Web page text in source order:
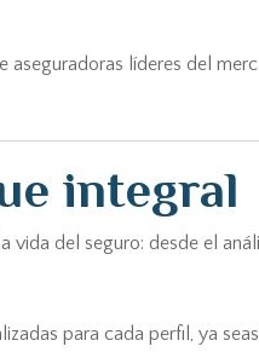
líderes del
integral
del seguro: desde el
para cada perfil, ya